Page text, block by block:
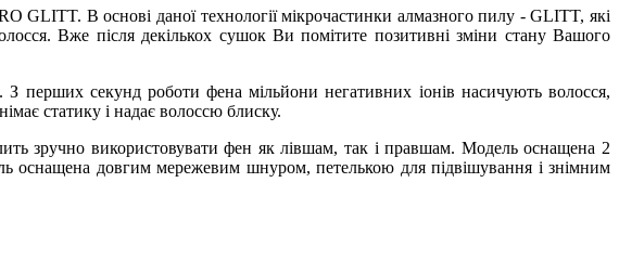
GLITT. В основі даної технології мікрочастинки алмазного пилу - GLITT, які
Вже після декількох сушок Ви помітите позитивні зміни стану Вашого
З перших секунд роботи фена мільйони негативних іонів насичують волосся,
статику і надає волоссю блиску.
зручно використовувати фен як лівшам, так і правшам. Модель оснащена 2
довгим мережевим шнуром, петелькою для підвішування і знімним